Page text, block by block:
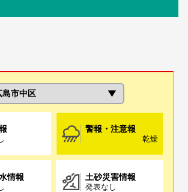
警報・注意報
乾燥注意報
情報 土砂災害情報
発表なし